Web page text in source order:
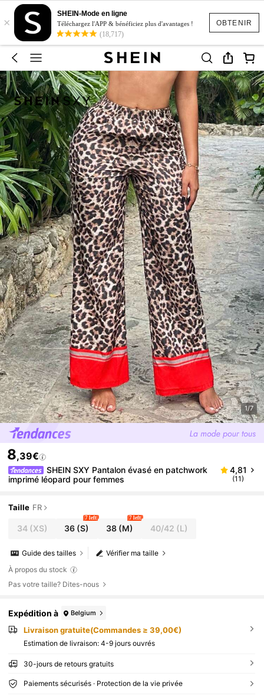
OBTENIR
×
SHEIN-Mode en ligne
Téléchargez l'APP & bénéficiez plus d'avantages !
(18,717)
1/7
8,39€
SHEIN SXY Pantalon évasé en patchwork
imprimé léopard pour femmes
4,81
(11)
Taille FR
34(XS) 36 (S)
7 left
38(M)
7 left
40/42 (L)
Vérifier ma taille
Guide des tailles
À propos du stock
Pas votre taille? Dites-nous
Expédition à Belgium
Livraison gratuite(Commandes ≥ 39,00€)
Estimation de livraison: 4-9 jours ouvrés
30-jours de retours gratuits
Paiements sécurisés · Protection de la vie privée